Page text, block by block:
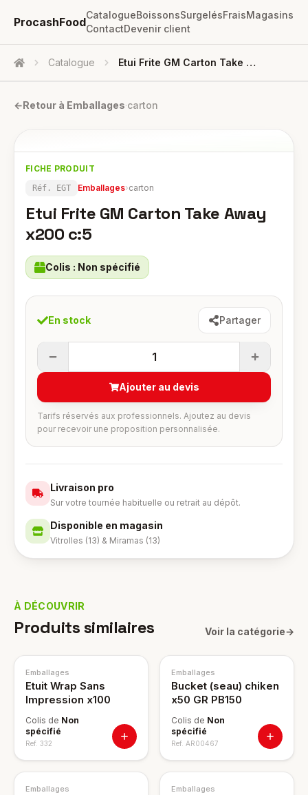
ProcashFood
CatalogueBoissonsSurgelésFraisMagasins
ContactDevenir client
Accueil Catalogue Etui Frite GM Carton Take Away X200 C:5
←Retour à Emballages·carton
FICHE PRODUIT
Réf. EGT Emballages›carton
Etui Frite GM Carton Take Away
x200 c:5
Colis : Non spécifié
En stock Partager
1
Ajouter au devis
Tarifs réservés aux professionnels. Ajoutez au devis
pour recevoir une proposition personnalisée.
Livraison pro
Sur votre tournée habituelle ou retrait au dépôt.
Disponible en magasin
Vitrolles (13) & Miramas (13)
À DÉCOUVRIR
Produits similaires Voir la catégorie→
Emballages
Etuit Wrap Sans
Impression x100
Colis de Non
spécifié
Ref. 332
Emballages
Bucket (seau) chiken
x50 GR PB150
Colis de Non
spécifié
Ref. AR00467
Emballages Emballages